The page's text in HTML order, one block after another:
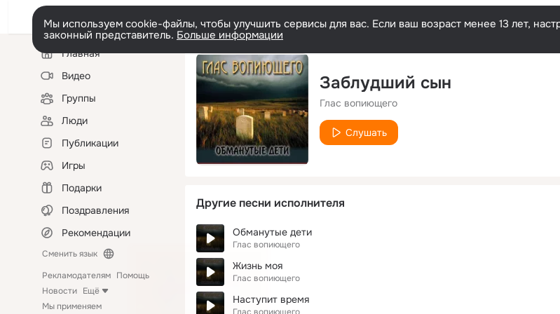
Мы используем cookie-файлы, чтобы улучшить сервисы для вас. Если ваш возраст менее 13 лет,
законный представитель. Больше информации
Левая
колонкаГлавная
Видео
Группы
Люди
Публикации
Игры
Подарки
Поздравления
Рекомендации
Сменить язык
Рекламодателям Помощь
Новости Ещё
Мы применяем
Заблудший сын
Глас вопиющего
Слушать
Другие песни исполнителя
Обманутые дети
Глас вопиющего
Жизнь моя
Глас вопиющего
Наступит время